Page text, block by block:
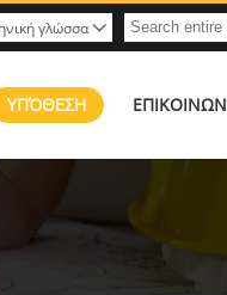
γλώσσα 
ΥΠΌΘΕΣΗ